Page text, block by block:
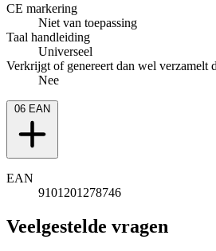
CE markering
Niet van toepassing
Taal handleiding
Universeel
Verkrijgt of genereert dan wel verzamelt
Nee
06 EAN
EAN
9101201278746
Veelgestelde vragen